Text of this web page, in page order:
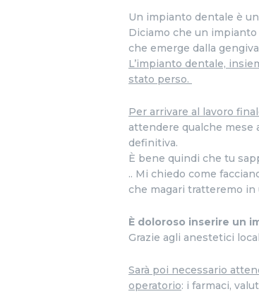
Un impianto dentale è
Diciamo che un impianto
che emerge dalla
L’impianto dentale,
stato perso.
Per arrivare al lavoro
attendere qualche mese
definitiva.
È bene quindi che tu
.. Mi chiedo come
che magari tratteremo in
È doloroso inserire un
Grazie agli anestetici
Sarà poi necessario
operatorio: i farmaci,